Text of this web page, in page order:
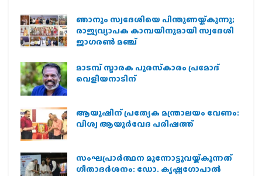
ഞാനും സ്വദേശിയെ പിന്തുണയ്ക്കുന്നു;
രാജ്യവ്യാപക കാമ്പയിനുമായി സ്വദേശി
ജാഗരണ്‍ മഞ്ച്
മാടമ്പ് സ്മാരക പുരസ്‌കാരം പ്രമോദ്
വെളിയനാടിന്
ആയുഷിന് പ്രത്യേക മന്ത്രാലയം വേണം:
വിശ്വ ആയുര്‍വേദ പരിഷത്ത്
സംഘപ്രാര്‍ത്ഥന മുന്നോട്ടുവയ്ക്കുന്നത്
ഗീതാദര്‍ശനം: ഡോ. കൃഷ്ണഗോപാല്‍